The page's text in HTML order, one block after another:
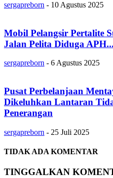
sergapreborn - 10 Agustus 2025
Mobil Pelangsir Pertalite
Jalan Pelita Diduga APH...
sergapreborn - 6 Agustus 2025
Pusat Perbelanjaan
Dikeluhkan Lantaran
Penerangan
sergapreborn - 25 Juli 2025
TIDAK ADA KOMENTAR
TINGGALKAN